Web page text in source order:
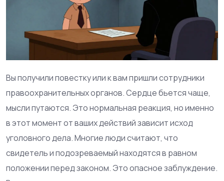
Вы получили повестку или к вам пришли сотрудники
правоохранительных органов. Сердце бьется чаще,
мысли путаются. Это нормальная реакция, но именно
в этот момент от ваших действий зависит исход
уголовного дела. Многие люди считают, что
свидетель и подозреваемый находятся в равном
положении перед законом. Это опасное заблуждение.